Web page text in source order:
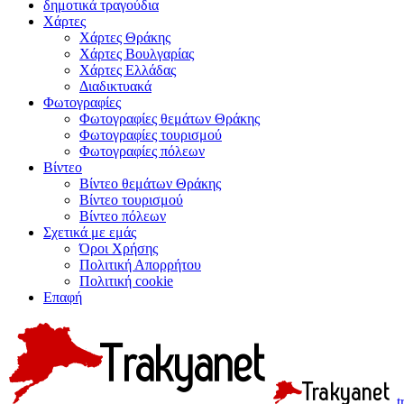
δημοτικά τραγούδια
Χάρτες
Χάρτες Θράκης
Χάρτες Βουλγαρίας
Χάρτες Ελλάδας
Διαδικτυακά
Φωτογραφίες
Φωτογραφίες θεμάτων Θράκης
Φωτογραφίες τουρισμού
Φωτογραφίες πόλεων
Βίντεο
Βίντεο θεμάτων Θράκης
Βίντεο τουρισμού
Βίντεο πόλεων
Σχετικά με εμάς
Όροι Χρήσης
Πολιτική Απορρήτου
Πολιτική cookie
Επαφή